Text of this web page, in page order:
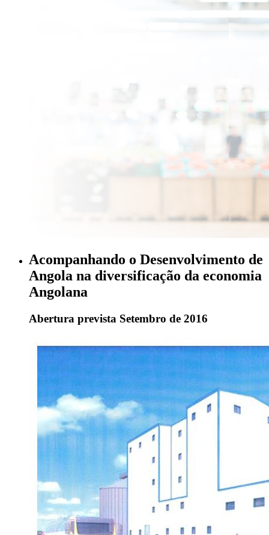
Acompanhando o Desenvolvimento de
Angola na diversificação da economia
Angolana
Abertura prevista Setembro de 2016